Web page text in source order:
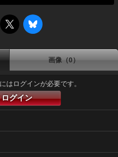
画像（0）
はログインが必要です。
ログイン